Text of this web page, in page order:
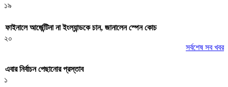
১৯
ফাইনালে আর্জেন্টিনা না ইংল্যান্ডকে চান, জানালেন স্পেন কোচ
২০
সর্বশেষ সব খবর
এবার নির্বাচন পেছানোর প্রস্তাব
১